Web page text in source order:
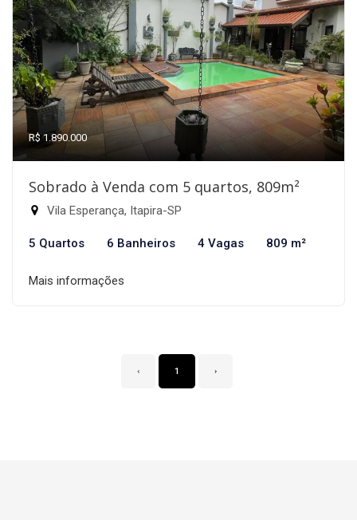
R$ 1.890.000
Sobrado à Venda com 5 quartos, 809m²
Vila Esperança, Itapira-SP
5 Quartos 6 Banheiros 4 Vagas 809 m²
Mais informações
‹ 1 ›